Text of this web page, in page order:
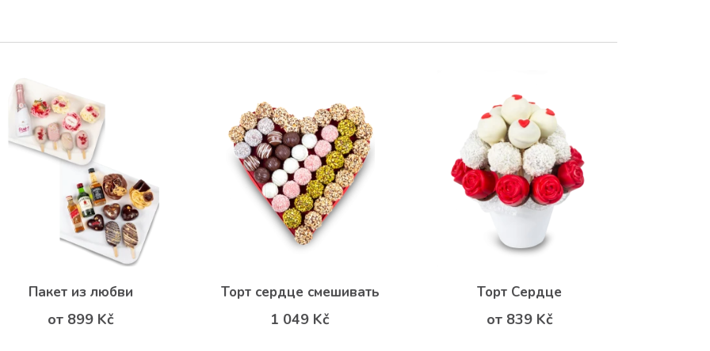
Пакет из любви
от 899 Kč
Торт сердце смешивать
1 049 Kč
Торт Сердце
от 839 Kč